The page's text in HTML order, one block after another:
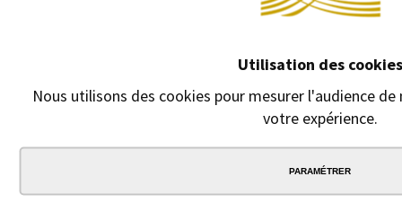
Utilisation des cookies
Nous utilisons des cookies pour mesurer l'audience
votre expérience.
PARAMÉTRER